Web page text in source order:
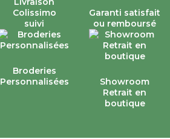
Colissimo
suivi
Garanti satisfait
ou remboursé
Broderies
Personnalisées
Showroom
Retrait en
boutique